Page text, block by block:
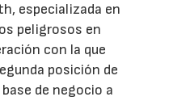
especializada en
peligrosos en
con la que
posición de
de negocio a